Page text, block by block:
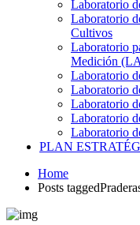
Laboratorio
Laboratorio
Cultivos
Laboratorio
Medición
Laboratorio
Laboratorio
Laboratorio
Laboratorio
Laboratorio
PLAN
Home
Posts